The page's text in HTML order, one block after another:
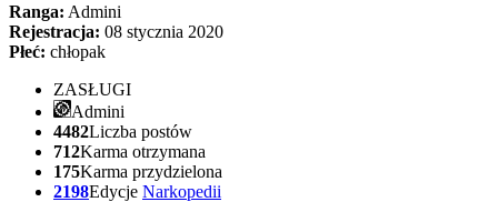
Ranga: Admini
Rejestracja: 08 stycznia 2020
Płeć: chłopak
ZASŁUGI
Admini
4482Liczba postów
712Karma otrzymana
175Karma przydzielona
2198Edycje Narkopedii